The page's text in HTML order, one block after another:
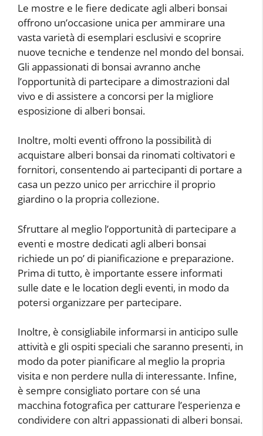
Le mostre e le fiere dedicate agli alberi bonsai
offrono un’occasione unica per ammirare una
vasta varietà di esemplari esclusivi e scoprire
nuove tecniche e tendenze nel mondo del bonsai.
Gli appassionati di bonsai avranno anche
l’opportunità di partecipare a dimostrazioni dal
vivo e di assistere a concorsi per la migliore
esposizione di alberi bonsai.
Inoltre, molti eventi offrono la possibilità di
acquistare alberi bonsai da rinomati coltivatori e
fornitori, consentendo ai partecipanti di portare a
casa un pezzo unico per arricchire il proprio
giardino o la propria collezione.
Sfruttare al meglio l’opportunità di partecipare a
eventi e mostre dedicati agli alberi bonsai
richiede un po’ di pianificazione e preparazione.
Prima di tutto, è importante essere informati
sulle date e le location degli eventi, in modo da
potersi organizzare per partecipare.
Inoltre, è consigliabile informarsi in anticipo sulle
attività e gli ospiti speciali che saranno presenti, in
modo da poter pianificare al meglio la propria
visita e non perdere nulla di interessante. Infine,
è sempre consigliato portare con sé una
macchina fotografica per catturare l’esperienza e
condividere con altri appassionati di alberi bonsai.